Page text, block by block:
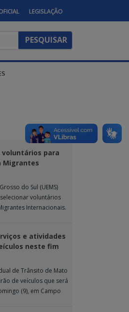
LEGISLAÇÃO
voluntários para
Migrantes
do Sul (UEMS)
voluntários
Internacionais.
e atividades
neste fim
de Trânsito de Mato
de veículos que será
(9), em Campo